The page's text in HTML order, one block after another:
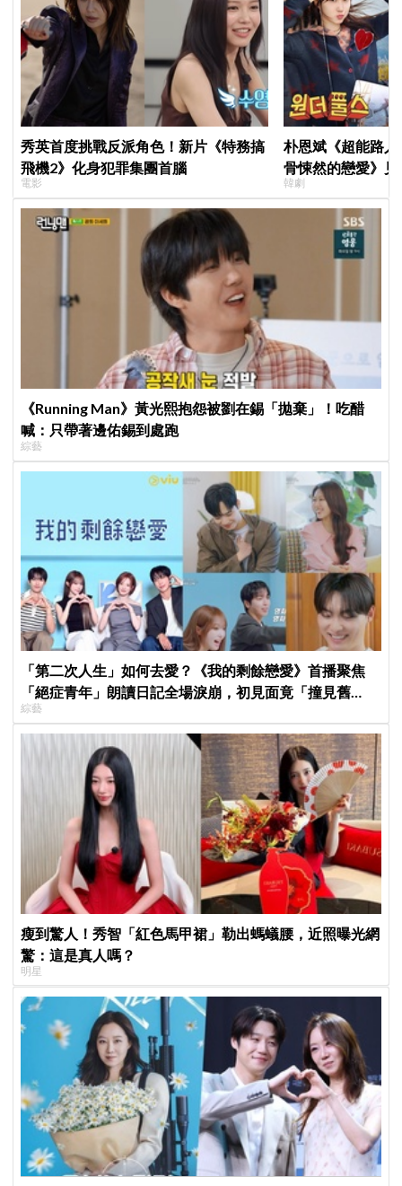
秀英首度挑戰反派角色！新片《特務搞
飛機2》化身犯罪集團首腦
電影
朴恩斌《超能路
骨悚然的戀愛》
演技獲讚「信看演
韓劇
《Running Man》黃光熙抱怨被劉在錫「拋棄」！吃醋
喊：只帶著邊佑錫到處跑
綜藝
「第二次人生」如何去愛？《我的剩餘戀愛》首播聚焦
「絕症青年」朗讀日記全場淚崩，初見面竟「撞見舊
識」！
綜藝
瘦到驚人！秀智「紅色馬甲裙」勒出螞蟻腰，近照曝光網
驚：這是真人嗎？
明星